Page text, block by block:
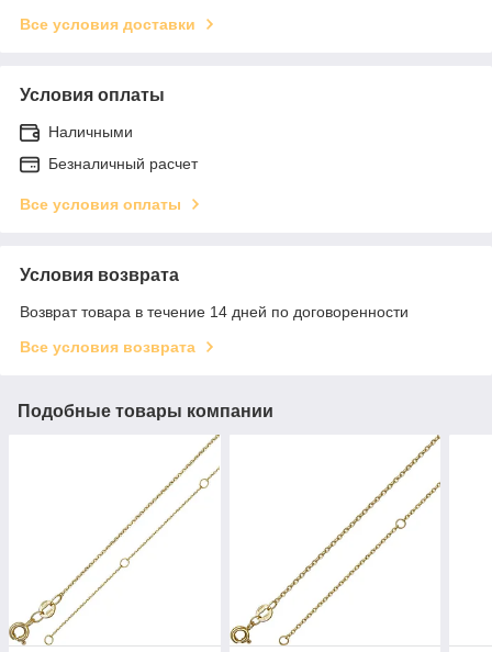
Все условия доставки
Условия оплаты
Наличными
Безналичный расчет
Все условия оплаты
Условия возврата
Возврат товара в течение 14 дней по договоренности
Все условия возврата
Подобные товары компании